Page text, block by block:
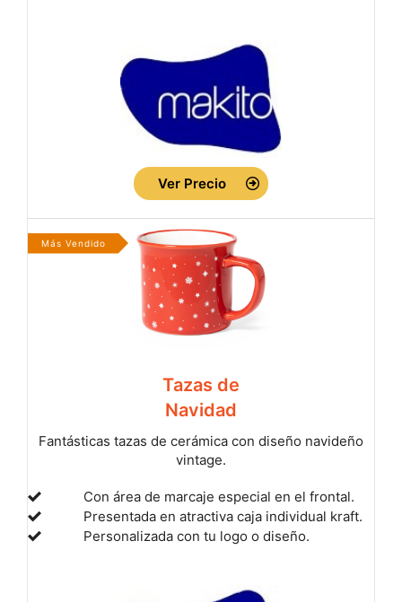
Ver Precio
Más Vendido
Tazas de
Navidad
Fantásticas tazas de cerámica con diseño navideño
vintage.
Con área de marcaje especial en el frontal.
Presentada en atractiva caja individual kraft.
Personalizada con tu logo o diseño.